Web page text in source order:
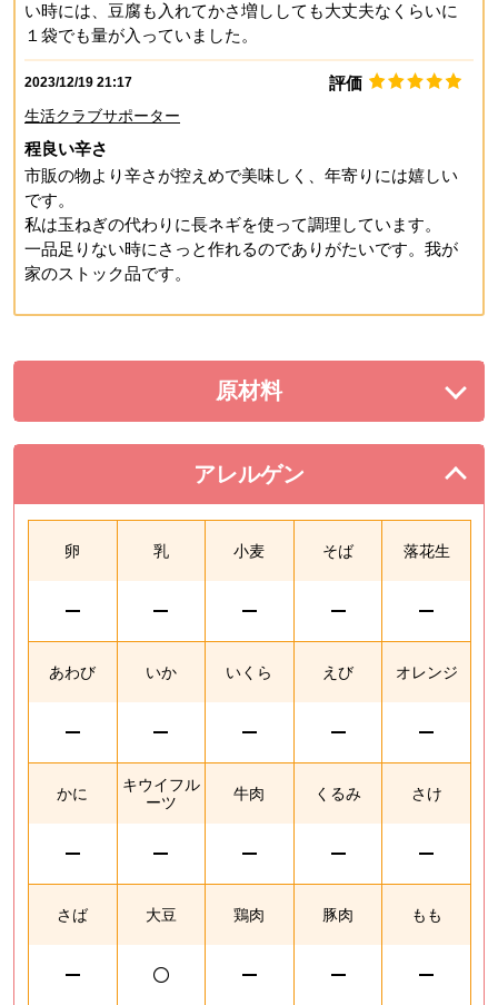
い時には、豆腐も入れてかさ増ししても大丈夫なくらいに
１袋でも量が入っていました。
2023/12/19 21:17 評価
生活クラブサポーター
程良い辛さ
市販の物より辛さが控えめで美味しく、年寄りには嬉しい
です。
私は玉ねぎの代わりに長ネギを使って調理しています。
一品足りない時にさっと作れるのでありがたいです。我が
家のストック品です。
原材料を展開する。
アレルゲン
を閉じる。
卵 乳 小麦 そば 落花生
あわび いか いくら えび オレンジ
かに
キウイフル
ーツ
牛肉 くるみ さけ
さば 大豆 鶏肉 豚肉 もも